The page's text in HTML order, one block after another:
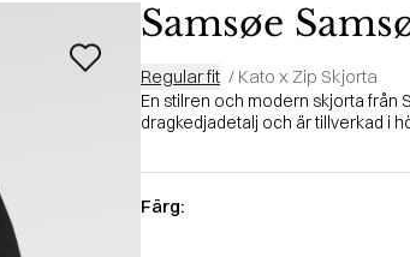
Samsøe
Regular fit / Kato x Zip Skjorta
En stilren och modern skjorta från
dragkedjadetalj och är tillverkad i
Färg: